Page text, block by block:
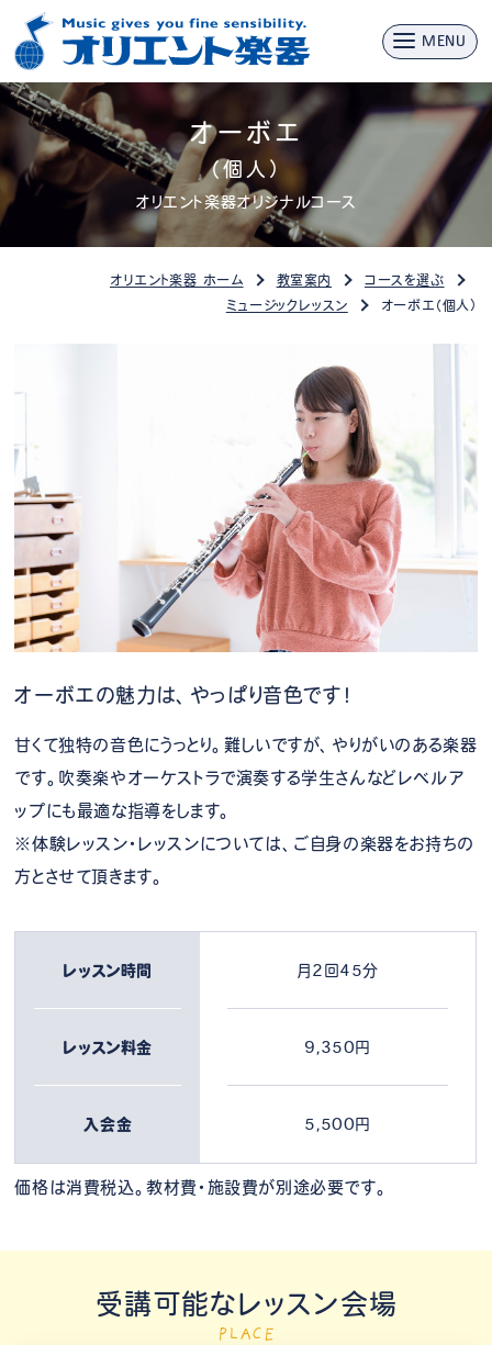
MENU
オーボエ
（個人）
オリエント楽器オリジナルコース
オリエント楽器 ホーム 教室案内
コースを選ぶ
ミュージックレッスン
オーボエ（個人）
オーボエの魅力は、やっぱり音色です！
甘くて独特の音色にうっとり。難しいですが、やりがいのある楽器
です。吹奏楽やオーケストラで演奏する学生さんなどレベルア
ップにも最適な指導をします。
※体験レッスン・レッスンについては、ご自身の楽器をお持ちの
方とさせて頂きます。
レッスン時間
レッスン料金
入会金
月2回45分
9,350円
5,500円
価格は消費税込。教材費・施設費が別途必要です。
受講可能なレッスン会場
PLACE